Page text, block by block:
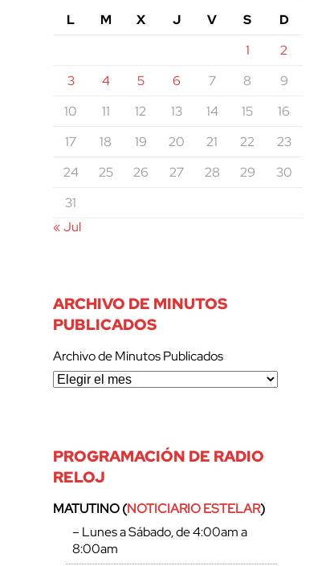
L
M X J V S
D
1
2
3
4 5 6 7 8
9
10
11 12 13 14 15
16
17
18 19 20 21 22
23
24
25 26 27 28 29
30
31
« Jul
ARCHIVO DE MINUTOS
PUBLICADOS
Archivo de Minutos Publicados
PROGRAMACIÓN DE RADIO
RELOJ
MATUTINO (NOTICIARIO ESTELAR)
– Lunes a Sábado, de 4:00am a
8:00am